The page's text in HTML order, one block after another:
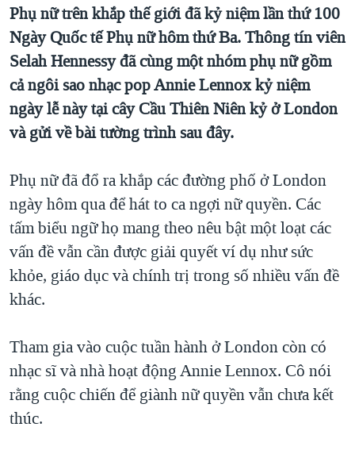
GIÁO DỤC
CÁC GIÁ TRỊ CỘNG HÒA Ở VIỆT NAM
THƯỢNG ĐỈNH TRUMP-KIM TẠI VIỆT NAM
TRỊNH VĨNH BÌNH VS. CHÍNH PHỦ VIỆT NAM
NGƯ DÂN VIỆT VÀ LÀN SÓNG TRỘM HẢI SÂM
BÊN KIA QUỐC LỘ: TIẾNG VỌNG TỪ NÔNG THÔN MỸ
Phụ nữ trên khắp thế giới đã kỷ niệm lần thứ 100
Ngày Quốc tế Phụ nữ hôm thứ Ba. Thông tín viên
Selah Hennessy đã cùng một nhóm phụ nữ gồm
cả ngôi sao nhạc pop Annie Lennox kỷ niệm
ngày lễ này tại cây Cầu Thiên Niên kỷ ở London
và gửi về bài tường trình sau đây.
Phụ nữ đã đổ ra khắp các đường phố ở London
ngày hôm qua để hát to ca ngợi nữ quyền. Các
tấm biểu ngữ họ mang theo nêu bật một loạt các
vấn đề vẫn cần được giải quyết ví dụ như sức
khỏe, giáo dục và chính trị trong số nhiều vấn đề
khác.
Tham gia vào cuộc tuần hành ở London còn có
nhạc sĩ và nhà hoạt động Annie Lennox. Cô nói
rằng cuộc chiến để giành nữ quyền vẫn chưa kết
thúc.